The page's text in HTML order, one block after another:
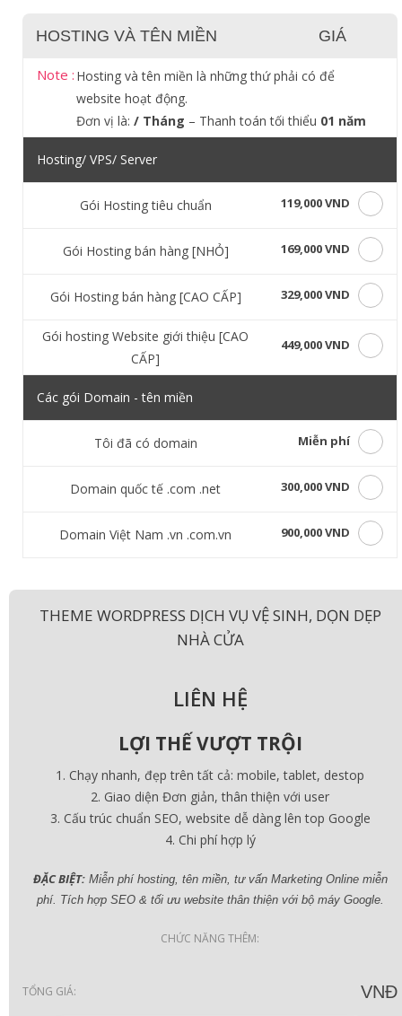
HOSTING VÀ TÊN MIỀN GIÁ
Note : Hosting và tên miền là những thứ phải có để
website hoạt động.
Đơn vị là: / Tháng – Thanh toán tối thiểu 01 năm
Hosting/ VPS/ Server
Gói Hosting tiêu chuẩn 119,000 VND
Gói Hosting bán hàng [NHỎ] 169,000 VND
Gói Hosting bán hàng [CAO CẤP] 329,000 VND
Gói hosting Website giới thiệu [CAO
CẤP]
449,000 VND
Các gói Domain - tên miền
Tôi đã có domain Miễn phí
Domain quốc tế .com .net 300,000 VND
Domain Việt Nam .vn .com.vn 900,000 VND
THEME WORDPRESS DỊCH VỤ VỆ SINH, DỌN DẸP
NHÀ CỬA
LIÊN HỆ
LỢI THẾ VƯỢT TRỘI
Chạy nhanh, đẹp trên tất cả: mobile, tablet, destop
Giao diện Đơn giản, thân thiện với user
Cấu trúc chuẩn SEO, website dễ dàng lên top Google
Chi phí hợp lý
ĐẶC BIỆT:Miễn phí hosting, tên miền, tư vấn Marketing Online miễn
phí. Tích hợp SEO & tối ưu website thân thiện với bộ máy Google.
CHỨC NĂNG THÊM:
TỔNG GIÁ: VNĐ